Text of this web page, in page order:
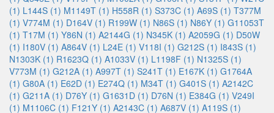
(1) L144S (1) M1149T (1) H558R (1) S373C (1) A69S (1) T377M
(1) V774M (1) D164V (1) R199W (1) N86S (1) N86Y (1) G11053T
(1) T17M (1) Y86N (1) A2144G (1) N345K (1) A2059G (1) D50W
(1) I180V (1) A864V (1) L24E (1) V118I (1) G212S (1) I843S (1)
N1303K (1) R1623Q (1) A1033V (1) L1198F (1) N1325S (1)
V773M (1) G212A (1) A997T (1) S241T (1) E167K (1) G1764A
(1) G80A (1) E62D (1) E274Q (1) M34T (1) G401S (1) A2142C
(1) G211A (1) D76Y (1) G1631D (1) D76N (1) E384G (1) V249I
(1) M1106C (1) F121Y (1) A2143C (1) A687V (1) A119S (1)